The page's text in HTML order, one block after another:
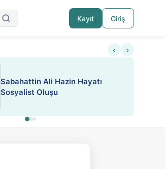
Kayıt Giriş
Nadir içeriklere kısıtlama ve kredi sistemi
‹ ›
Sabahattin Ali Hazin Hayatı
Sosyalist Oluşu